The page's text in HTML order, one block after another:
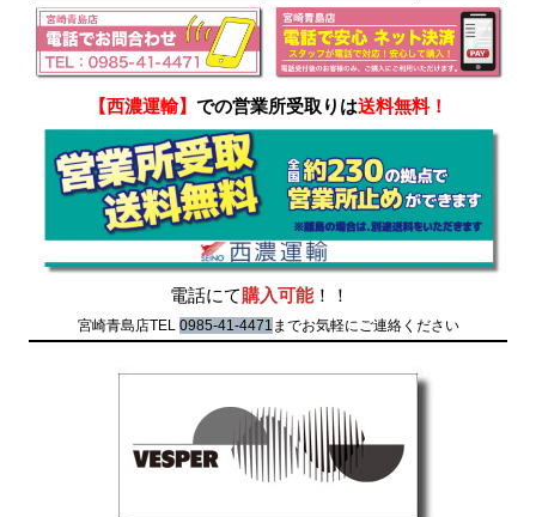
【西濃運輸】 での営業所受取りは送料無料！
電話にて 購入可能！！
宮崎青島店TEL 0985-41-4471 までお気軽にご連絡ください